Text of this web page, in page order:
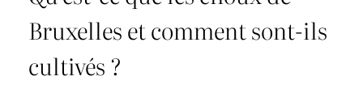
Bruxelles et comment sont-ils
cultivés ?